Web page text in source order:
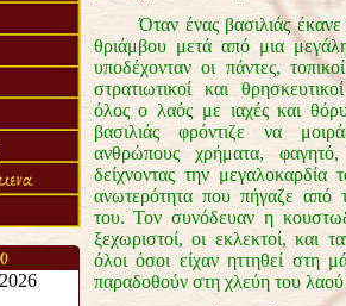
Όταν ένας βασιλιάς έκανε
θριάμβου μετά από μια
υποδέχονταν οι πάντες,
στρατιωτικοί και
όλος ο λαός με ιαχές και
βασιλιάς φρόντιζε να
ανθρώπους χρήματα, φαγητό,
δείχνοντας την μεγαλοκαρδία
ανωτερότητα που πήγαζε από
του. Τον συνόδευαν η
ξεχωριστοί, οι εκλεκτοί, και
όλοι όσοι είχαν ηττηθεί στη
παραδοθούν στη χλεύη του